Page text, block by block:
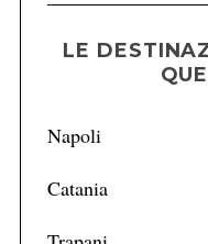
LE
Napoli
Catania